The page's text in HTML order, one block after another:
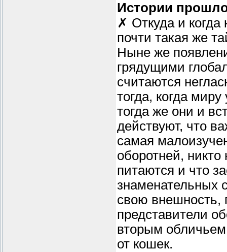
Истории
✗ Откуда и
почти такая же
Ныне же
грядущими
считаются
тогда, когда
тогда же они и
действуют, что
самая
оборотней, никто
питаются и что
знаменательных
свою внешность,
представители
вторым
от кошек.